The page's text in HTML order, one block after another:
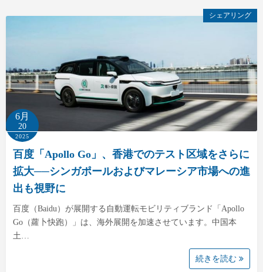
シェアリング
6月
20
2025
百度「Apollo Go」、香港でのテスト区域をさらに
拡大──シンガポールおよびマレーシア市場への進
出も視野に
百度（Baidu）が展開する自動運転モビリティブランド「Apollo
Go（蘿卜快跑）」は、海外展開を加速させています。中国本
土…
続きを読む